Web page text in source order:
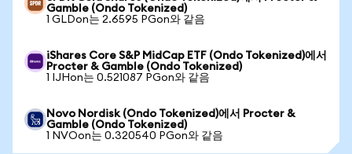
Gamble (Ondo Tokenized)
1 GLDon는 2.6595 PGon와 같음
iShares Core S&P MidCap ETF (Ondo Tokenized)에서
Procter & Gamble (Ondo Tokenized)
1 IJHon는 0.521087 PGon와 같음
Novo Nordisk (Ondo Tokenized)에서 Procter &
Gamble (Ondo Tokenized)
1 NVOon는 0.320540 PGon와 같음